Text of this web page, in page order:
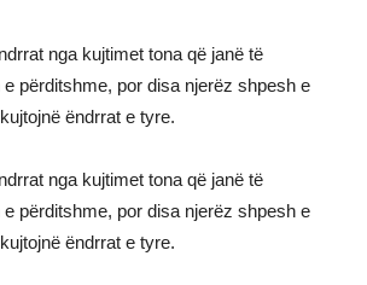
nga kujtimet tona që janë të
përditshme, por disa njerëz shpesh e
ëndrrat e tyre.
nga kujtimet tona që janë të
përditshme, por disa njerëz shpesh e
ëndrrat e tyre.